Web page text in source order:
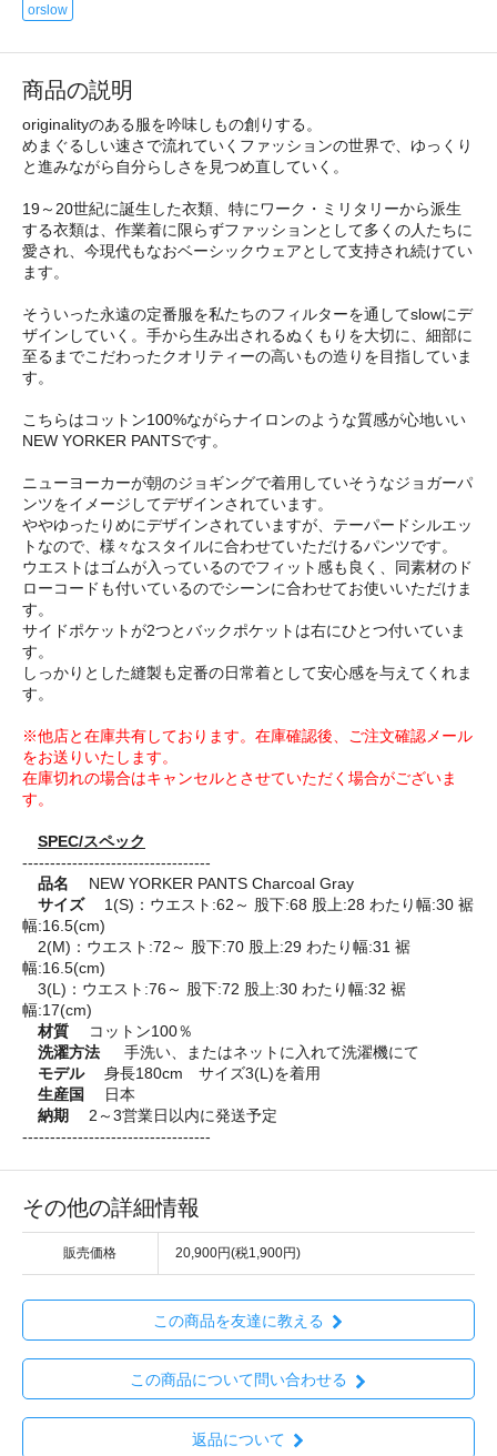
orslow
商品の説明
originalityのある服を吟味しもの創りする。
めまぐるしい速さで流れていくファッションの世界で、ゆっくり
と進みながら自分らしさを見つめ直していく。
19～20世紀に誕生した衣類、特にワーク・ミリタリーから派生
する衣類は、作業着に限らずファッションとして多くの人たちに
愛され、今現代もなおベーシックウェアとして支持され続けてい
ます。
そういった永遠の定番服を私たちのフィルターを通してslowにデ
ザインしていく。手から生み出されるぬくもりを大切に、細部に
至るまでこだわったクオリティーの高いもの造りを目指していま
す。
こちらはコットン100%ながらナイロンのような質感が心地いい
NEW YORKER PANTSです。
ニューヨーカーが朝のジョギングで着用していそうなジョガーパ
ンツをイメージしてデザインされています。
ややゆったりめにデザインされていますが、テーパードシルエッ
トなので、様々なスタイルに合わせていただけるパンツです。
ウエストはゴムが入っているのでフィット感も良く、同素材のド
ローコードも付いているのでシーンに合わせてお使いいただけま
す。
サイドポケットが2つとバックポケットは右にひとつ付いていま
す。
しっかりとした縫製も定番の日常着として安心感を与えてくれま
す。
※他店と在庫共有しております。在庫確認後、ご注文確認メール
をお送りいたします。
在庫切れの場合はキャンセルとさせていただく場合がございま
す。
SPEC/スペック
----------------------------------
品名
NEW YORKER PANTS Charcoal Gray
サイズ1(S)：ウエスト:62～ 股下:68 股上:28 わたり幅:30 裾
幅:16.5(cm)
2(M)：ウエスト:72～ 股下:70 股上:29 わたり幅:31 裾
幅:16.5(cm)
3(L)：ウエスト:76～ 股下:72 股上:30 わたり幅:32 裾
幅:17(cm)
材質 コットン100％
洗濯方法 手洗い、またはネットに入れて洗濯機にて
モデル身長180cm サイズ3(L)を着用
生産国
日本
納期
2～3営業日以内に発送予定
----------------------------------
その他の詳細情報
販売価格 20,900円(税1,900円)
この商品を友達に教える
この商品について問い合わせる
返品について